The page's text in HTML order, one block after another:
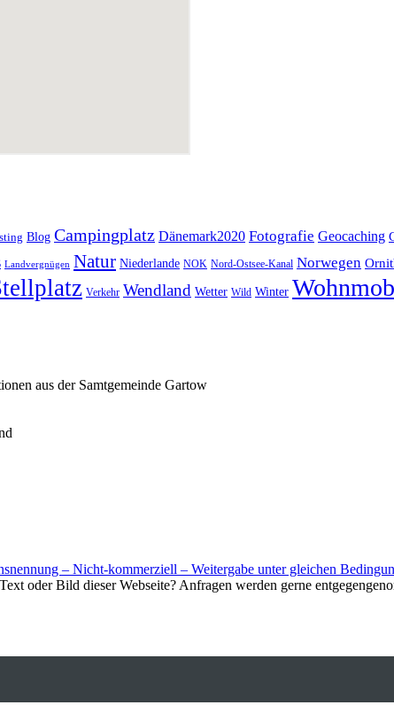
Blog Campingplatz Dänemark2020 Fotografie Geocaching
Landvergnügen Natur Niederlande NOK Nord-Ostsee-Kanal Norwegen
Verkehr Wendland Wetter Wild Winter
aus der Samtgemeinde Gartow
– Nicht-kommerziell – Weitergabe unter gleichen
oder Bild dieser Webseite? Anfragen werden gerne